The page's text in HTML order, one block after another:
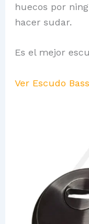
huecos por
hacer sudar.
Es el mejor
Ver Escudo